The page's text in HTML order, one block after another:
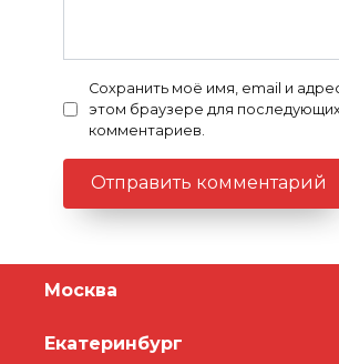
Сохранить моё имя, email и
этом браузере для
комментариев.
Москва
Екатеринбург